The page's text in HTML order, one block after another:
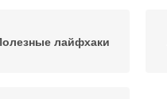
лайфхаки